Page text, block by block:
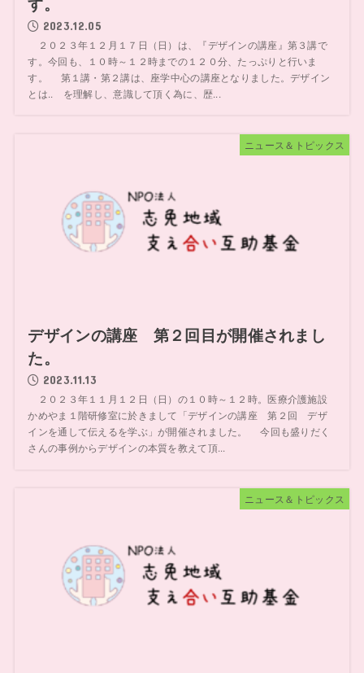
2023.12.05
２０２３年１２月１７日（日）は、『デザインの講座』第３講で
す。今回も、１０時～１２時までの１２０分、たっぷりと行いま
す。 第１講・第２講は、座学中心の講座となりました。デザイン
とは.. を理解し、意識して頂く為に、歴...
ニュース＆トピックス
デザインの講座 第２回目が開催されまし
た。
2023.11.13
２０２３年１１月１２日（日）の１０時～１２時。医療介護施設
かめやま１階研修室に於きまして「デザインの講座 第２回 デザ
インを通して伝えるを学ぶ」が開催されました。 今回も盛りだく
さんの事例からデザインの本質を教えて頂...
ニュース＆トピックス